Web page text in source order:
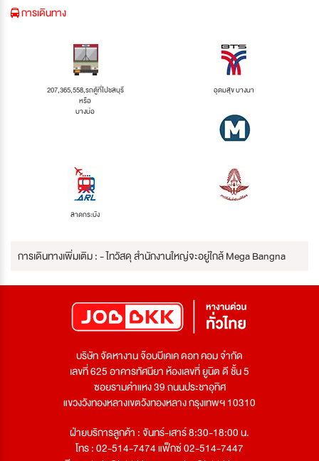
การเดินทาง
207,365,558,รถตู้ที่ไปชลบุรี
หรือ
บางบ่อ
อุดมสุข บางนา
ลาดกระบัง
การเดินทางเพิ่มเติม : - ไทวัสดุ สำนักงานใหญ่จะอยู่ใกล้ Mega Bangna
บริษัท จัดหางาน จ๊อบบีเคเค ดอท คอม จำกัด
เลขที่ 625 อาคารทัศนียา ห้องเลขที่ ยูนิต ดี ชั้น 5
ซอยรามคำแหง 39 ถนนประชาอุทิศ
แขวงวังทองหลางเขตวังทองหลาง กรุงเทพฯ 10310
ฝ่ายบริการลูกค้า : จันทร์-เสาร์ 8:30-18:00 น.
โทร : 02-514-7474 แฟ็กซ์ 02-514-7447